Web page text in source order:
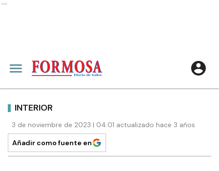
Ads
INTERIOR
3 de noviembre de 2023 | 04:01 actualizado hace 3 años
Añadir como fuente en